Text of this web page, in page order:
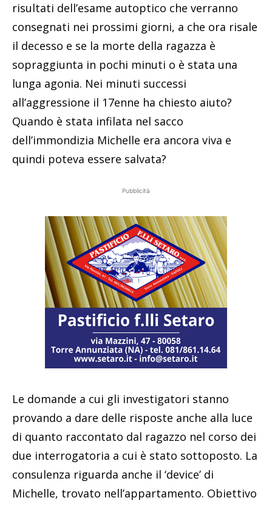
risultati dell’esame autoptico che verranno
consegnati nei prossimi giorni, a che ora risale
il decesso e se la morte della ragazza è
sopraggiunta in pochi minuti o è stata una
lunga agonia. Nei minuti successi
all’aggressione il 17enne ha chiesto aiuto?
Quando è stata infilata nel sacco
dell’immondizia Michelle era ancora viva e
quindi poteva essere salvata?
Pubblicità
Le domande a cui gli investigatori stanno
provando a dare delle risposte anche alla luce
di quanto raccontato dal ragazzo nel corso dei
due interrogatoria a cui è stato sottoposto. La
consulenza riguarda anche il ‘device’ di
Michelle, trovato nell’appartamento. Obiettivo